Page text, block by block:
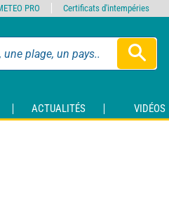
ACTUALITÉS VIDÉOS
PRO Certificats d'intempéries